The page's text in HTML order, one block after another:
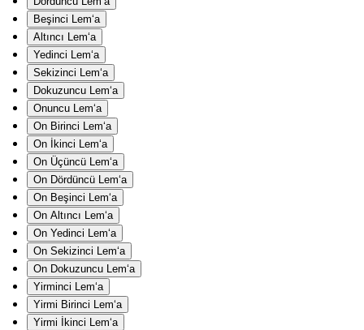
Beşinci Lem‘a
Altıncı Lem‘a
Yedinci Lem‘a
Sekizinci Lem‘a
Dokuzuncu Lem‘a
Onuncu Lem‘a
On Birinci Lem‘a
On İkinci Lem‘a
On Üçüncü Lem‘a
On Dördüncü Lem‘a
On Beşinci Lem‘a
On Altıncı Lem‘a
On Yedinci Lem‘a
On Sekizinci Lem‘a
On Dokuzuncu Lem‘a
Yirminci Lem‘a
Yirmi Birinci Lem‘a
Yirmi İkinci Lem‘a